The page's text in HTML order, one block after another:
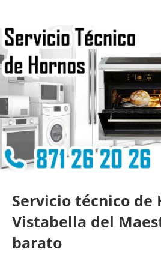
Servicio técnico de
Vistabella del
barato